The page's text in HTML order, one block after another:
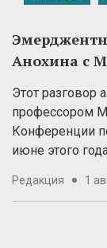
Анохина с
Этот разговор
профессором
Конференции
июне этого
Редакция 1